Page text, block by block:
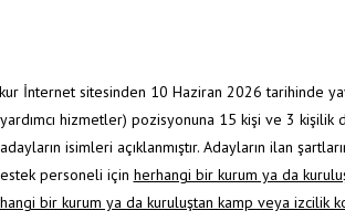
İnternet sitesinden 10 Haziran 2026 tarihinde
hizmetler) pozisyonuna 15 kişi ve 3
isimleri açıklanmıştır. Adayların ilan
personeli için herhangi bir kurum ya da
bir kurum ya da kuruluştan kamp veya izcilik